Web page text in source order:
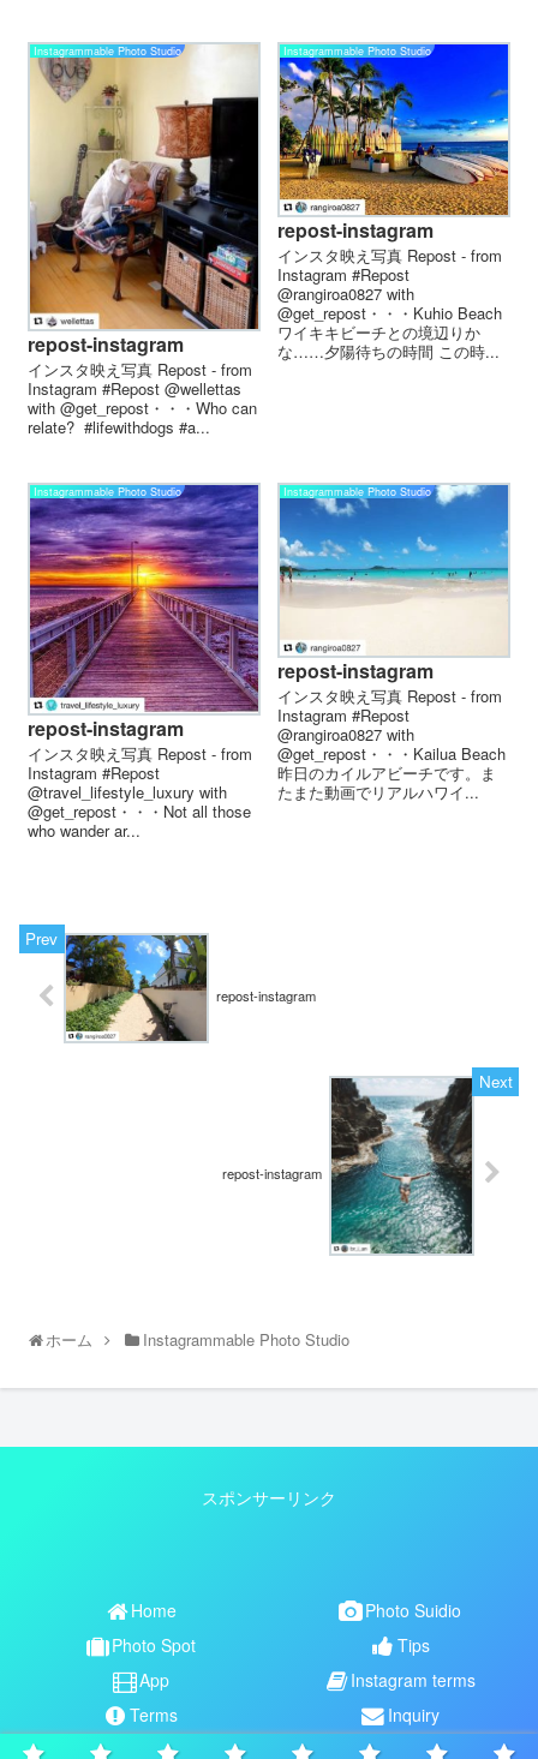
Instagrammable Photo Studio
repost-instagram
インスタ映え写真 Repost - from
Instagram #Repost @wellettas
with @get_repost・・・Who can
relate? ️ #lifewithdogs #a...
Instagrammable Photo Studio
repost-instagram
インスタ映え写真 Repost - from
Instagram #Repost
@rangiroa0827 with
@get_repost・・・Kuhio Beach
ワイキキビーチとの境辺りか
な……夕陽待ちの時間 この時...
Instagrammable Photo Studio
repost-instagram
インスタ映え写真 Repost - from
Instagram #Repost
@travel_lifestyle_luxury with
@get_repost・・・Not all those
who wander ar...
Instagrammable Photo Studio
repost-instagram
インスタ映え写真 Repost - from
Instagram #Repost
@rangiroa0827 with
@get_repost・・・Kailua Beach
昨日のカイルアビーチです。ま
たまた動画でリアルハワイ...
repost-instagram
repost-instagram
ホーム Instagrammable Photo Studio
スポンサーリンク
Home
Photo Suidio
Photo Spot
Tips
App
Instagram terms
Terms
Inquiry